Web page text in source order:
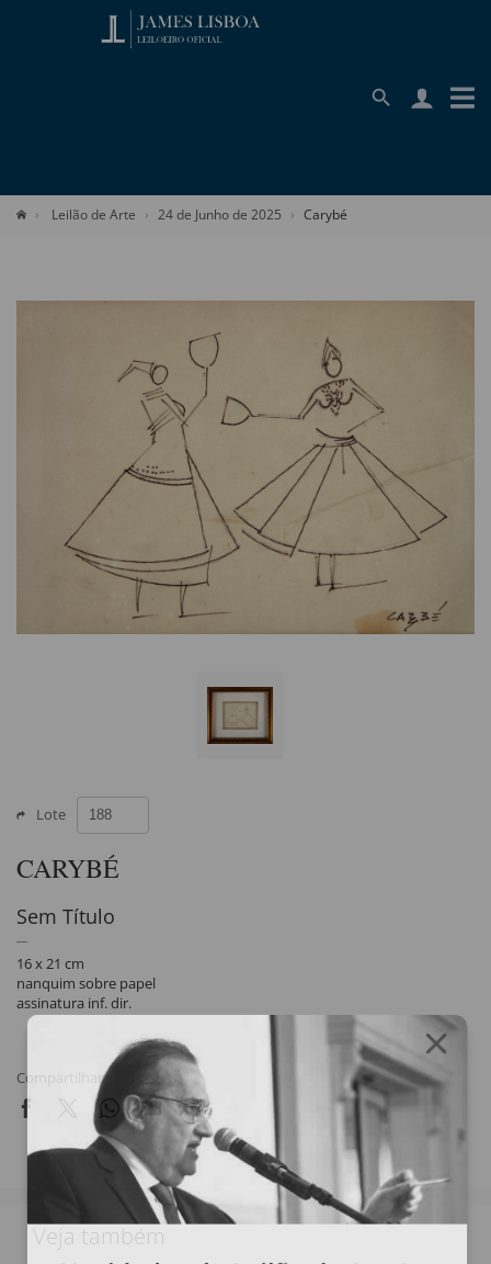
Leilão de Arte 24 de Junho de 2025 Carybé
Lote
CARYBÉ
Sem Título
16 x 21 cm
nanquim sobre papel
assinatura inf. dir.
Compartilhar
Veja também